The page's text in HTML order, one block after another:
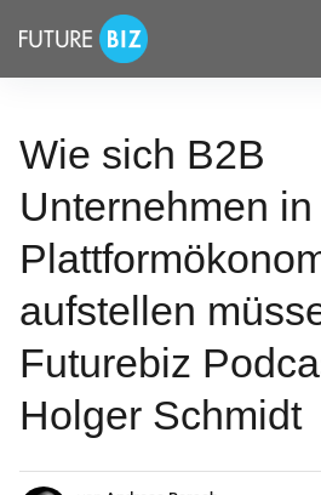
überspringen
FUTUREBIZ
Wie sich B2B
Unternehmen
aufstellen
Futurebiz
Holger Schmidt